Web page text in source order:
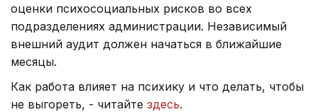
оценки психосоциальных рисков во всех
подразделениях администрации. Независимый
внешний аудит должен начаться в ближайшие
месяцы.
Как работа влияет на психику и что делать, чтобы
не выгореть, - читайте здесь.